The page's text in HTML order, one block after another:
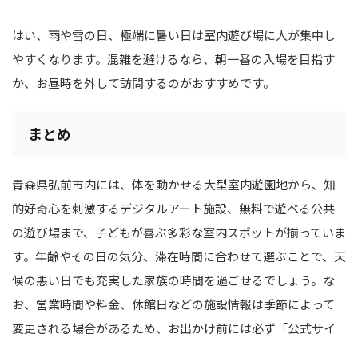
はい、雨や雪の日、極端に暑い日は室内遊び場に人が集中し
やすくなります。混雑を避けるなら、朝一番の入場を目指す
か、お昼時を外して訪問するのがおすすめです。
まとめ
青森県弘前市内には、体を動かせる大型室内遊園地から、知
的好奇心を刺激するデジタルアート施設、無料で遊べる公共
の遊び場まで、子どもが喜ぶ多彩な室内スポットが揃っていま
す。年齢やその日の気分、滞在時間に合わせて選ぶことで、天
候の悪い日でも充実した家族の時間を過ごせるでしょう。な
お、営業時間や料金、休館日などの施設情報は季節によって
変更される場合があるため、お出かけ前には必ず「公式サイ